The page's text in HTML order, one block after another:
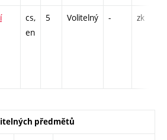
cs,
en
5 Volitelný - zk
předmětů